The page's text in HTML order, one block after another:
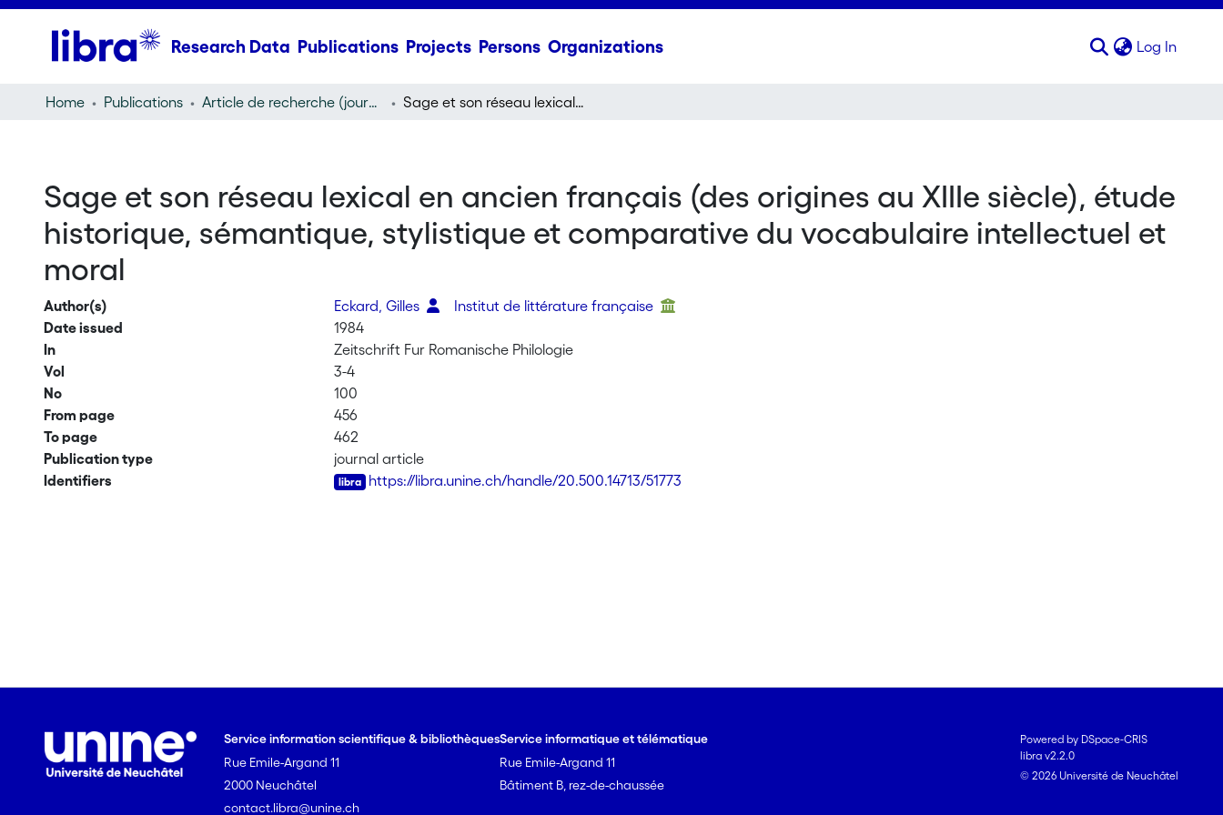
Research Data Publications Projects Persons Organizations Log In
Home Publications Article de recherche (journal article) Sage et son réseau lexical en ancien français (des origines au XIIIe siècle), étude historique, sémantique, stylistique et comparative du vocabulaire intellectuel et moral
Sage et son réseau lexical en ancien français (des origines au XIIIe siècle), étude
historique, sémantique, stylistique et comparative du vocabulaire intellectuel et
moral
Author(s) Eckard, Gilles
Institut de littérature française
Date issued
1984
In
Zeitschrift Fur Romanische Philologie
Vol
3-4
No
100
From page
456
To page
462
Publication type
journal article
Identifiers
https://libra.unine.ch/handle/20.500.14713/51773
Service information scientifique & bibliothèques
Rue Emile-Argand 11
2000 Neuchâtel
contact.libra@unine.ch
Service informatique et télématique
Rue Emile-Argand 11
Bâtiment B, rez-de-chaussée
Powered by DSpace-CRIS
libra v2.2.0
© 2026 Université de Neuchâtel